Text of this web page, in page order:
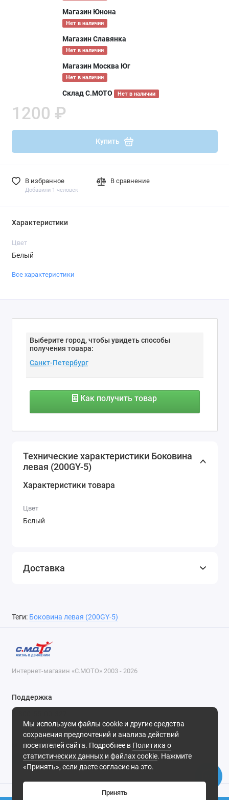
Магазин Юнона
Нет в наличии
Магазин Славянка
Нет в наличии
Магазин Москва Юг
Нет в наличии
Склад С.МОТО Нет в наличии
1200 ₽
Купить
В избранное
Добавили 1 человек
В сравнение
Характеристики
Цвет
Белый
Все характеристики
Выберите город, чтобы увидеть способы
получения товара:
Как получить товар
Технические характеристики Боковина
левая (200GY-5)
Характеристики товара
Цвет
Белый
Доставка
Теги: Боковина левая (200GY-5)
Мы используем файлы cookie и другие средства
сохранения предпочтений и анализа действий
посетителей сайта. Подробнее в Политика о
статистических данных и файлах cookie. Нажмите
«Принять», если даете согласие на это.
Принять
Интернет-магазин «С.МОТО» 2003 - 2026
Поддержка
8-800-55-00-327
Будни, с 09-30 до 18-30
Мы в сети